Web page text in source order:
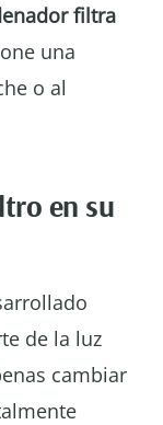
filtra
una
o al
en su
de la luz
cambiar